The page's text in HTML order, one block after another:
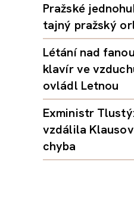
Pražské
tajný pražský
Létání nad
klavír ve
ovládl Letnou
Exministr
vzdálila
chyba